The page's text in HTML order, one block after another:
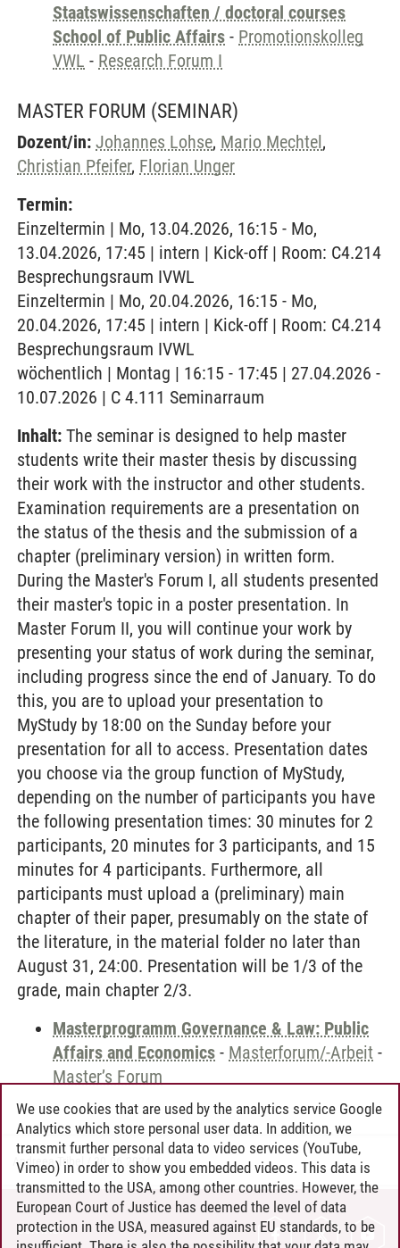
Staatswissenschaften / doctoral courses
School of Public Affairs - Promotionskolleg
VWL - Research Forum I
MASTER FORUM (SEMINAR)
Dozent/in: Johannes Lohse, Mario Mechtel,
Christian Pfeifer, Florian Unger
Termin:
Einzeltermin | Mo, 13.04.2026, 16:15 - Mo,
13.04.2026, 17:45 | intern | Kick-off | Room: C4.214
Besprechungsraum IVWL
Einzeltermin | Mo, 20.04.2026, 16:15 - Mo,
20.04.2026, 17:45 | intern | Kick-off | Room: C4.214
Besprechungsraum IVWL
wöchentlich | Montag | 16:15 - 17:45 | 27.04.2026 -
10.07.2026 | C 4.111 Seminarraum
Inhalt: The seminar is designed to help master
students write their master thesis by discussing
their work with the instructor and other students.
Examination requirements are a presentation on
the status of the thesis and the submission of a
chapter (preliminary version) in written form.
During the Master's Forum I, all students presented
their master's topic in a poster presentation. In
Master Forum II, you will continue your work by
presenting your status of work during the seminar,
including progress since the end of January. To do
this, you are to upload your presentation to
MyStudy by 18:00 on the Sunday before your
presentation for all to access. Presentation dates
you choose via the group function of MyStudy,
depending on the number of participants you have
the following presentation times: 30 minutes for 2
participants, 20 minutes for 3 participants, and 15
minutes for 4 participants. Furthermore, all
participants must upload a (preliminary) main
chapter of their paper, presumably on the state of
the literature, in the material folder no later than
August 31, 24:00. Presentation will be 1/3 of the
grade, main chapter 2/3.
Masterprogramm Governance & Law: Public
Affairs and Economics - Masterforum/-Arbeit -
Master’s Forum
Andreea Tribel 30.06.2024
CONTACT
We use cookies that are used by the analytics service Google
Analytics which store personal user data. In addition, we
transmit further personal data to video services (YouTube,
Vimeo) in order to show you embedded videos. This data is
transmitted to the USA, among other countries. However, the
European Court of Justice has deemed the level of data
protection in the USA, measured against EU standards, to be